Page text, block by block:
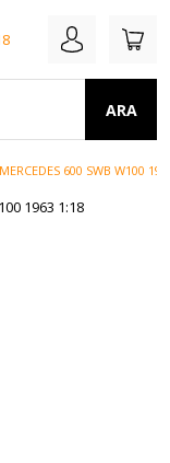
ARA
600 SWB W100